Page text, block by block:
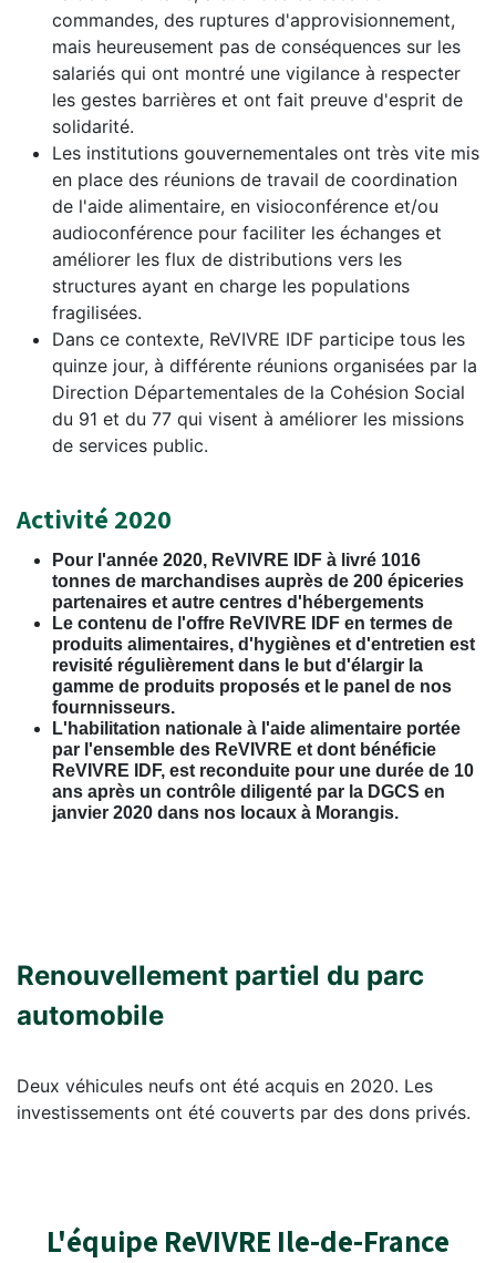
commandes, des ruptures d'approvisionnement,
mais heureusement pas de conséquences sur les
salariés qui ont montré une vigilance à respecter
les gestes barrières et ont fait preuve d'esprit de
solidarité.
Les institutions gouvernementales ont très vite mis
en place des réunions de travail de coordination
de l'aide alimentaire, en visioconférence et/ou
audioconférence pour faciliter les échanges et
améliorer les flux de distributions vers les
structures ayant en charge les populations
fragilisées.
Dans ce contexte, ReVIVRE IDF participe tous les
quinze jour, à différente réunions organisées par la
Direction Départementales de la Cohésion Social
du 91 et du 77 qui visent à améliorer les missions
de services public.
Activité 2020
Pour l'année 2020, ReVIVRE IDF à livré 1016
tonnes de marchandises auprès de 200 épiceries
partenaires et autre centres d'hébergements
Le contenu de l'offre ReVIVRE IDF en termes de
produits alimentaires, d'hygiènes et d'entretien est
revisité régulièrement dans le but d'élargir la
gamme de produits proposés et le panel de nos
fournnisseurs.
L'habilitation nationale à l'aide alimentaire portée
par l'ensemble des ReVIVRE et dont bénéficie
ReVIVRE IDF, est reconduite pour une durée de 10
ans après un contrôle diligenté par la DGCS en
janvier 2020 dans nos locaux à Morangis.
Renouvellement partiel du parc
automobile
Deux véhicules neufs ont été acquis en 2020. Les
investissements ont été couverts par des dons privés.
L'équipe ReVIVRE Ile-de-France